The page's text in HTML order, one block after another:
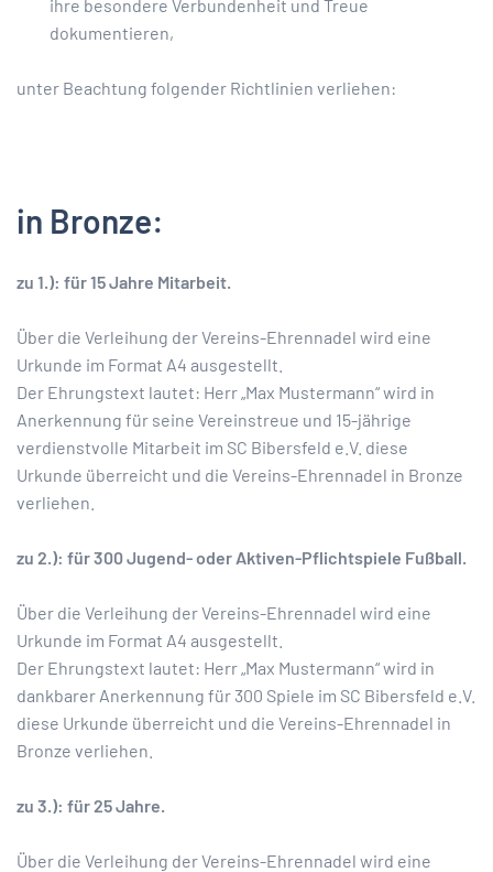
ihre besondere Verbundenheit und Treue
dokumentieren,
unter Beachtung folgender Richtlinien verliehen:
in Bronze:
zu 1.): für 15 Jahre Mitarbeit.
Über die Verleihung der Vereins-Ehrennadel wird eine
Urkunde im Format A4 ausgestellt.
Der Ehrungstext lautet: Herr „Max Mustermann“ wird in
Anerkennung für seine Vereinstreue und 15-jährige
verdienstvolle Mitarbeit im SC Bibersfeld e.V. diese
Urkunde überreicht und die Vereins-Ehrennadel in Bronze
verliehen.
zu 2.): für 300 Jugend- oder Aktiven-Pflichtspiele Fußball.
Über die Verleihung der Vereins-Ehrennadel wird eine
Urkunde im Format A4 ausgestellt.
Der Ehrungstext lautet: Herr „Max Mustermann“ wird in
dankbarer Anerkennung für 300 Spiele im SC Bibersfeld e.V.
diese Urkunde überreicht und die Vereins-Ehrennadel in
Bronze verliehen.
zu 3.): für 25 Jahre.
Über die Verleihung der Vereins-Ehrennadel wird eine